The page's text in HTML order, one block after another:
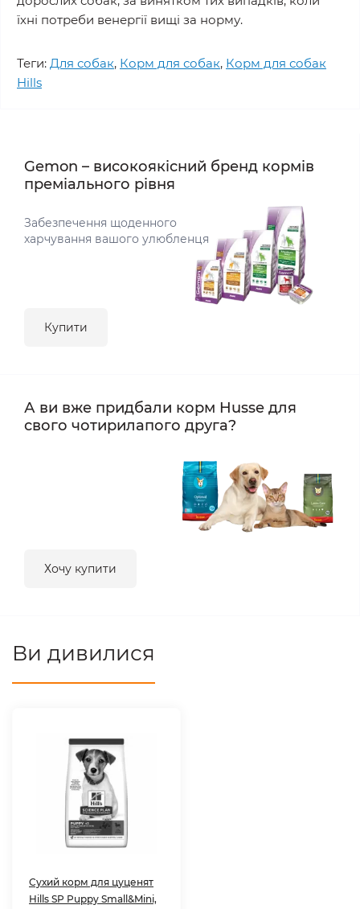
їхні потреби венергії вищі за норму.
Теги: Для собак, Корм для собак, Корм для собак
Hills
Gemon – високоякісний бренд кормів
преміального рівня
Забезпечення щоденного
харчування вашого улюбленця
Купити
А ви вже придбали корм Husse для
свого чотирилапого друга?
Хочу купити
Ви дивилися
Сухий корм для цуценят
Hills SP Puppy Small&Mini,